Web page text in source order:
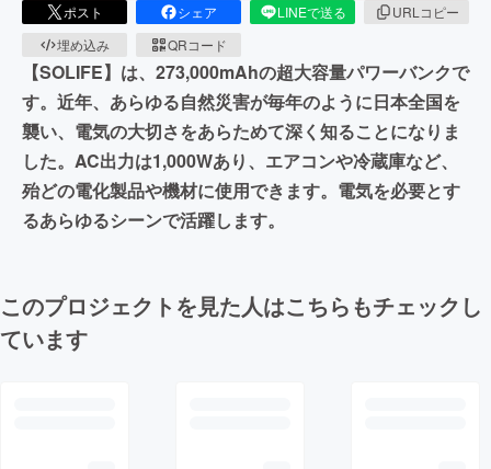
ポスト シェア LINEで送る
URLコピー
埋め込み
QRコード
【SOLIFE】は、273,000mAhの超大容量パワーバンクで
す。近年、あらゆる自然災害が毎年のように日本全国を
襲い、電気の大切さをあらためて深く知ることになりま
した。AC出力は1,000Wあり、エアコンや冷蔵庫など、
殆どの電化製品や機材に使用できます。電気を必要とす
るあらゆるシーンで活躍します。
このプロジェクトを見た人はこちらもチェックし
ています